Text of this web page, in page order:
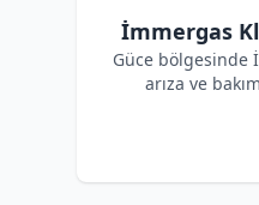
İmmergas
Güce bölgesinde
arıza ve